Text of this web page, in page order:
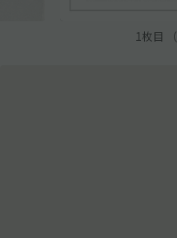
1 枚目 （